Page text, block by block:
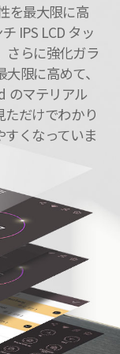
を最大限に高
IPS LCD タッ
さらに強化ガラ
限に高めて、
のマテリアル
ただけでわかり
すくなっていま